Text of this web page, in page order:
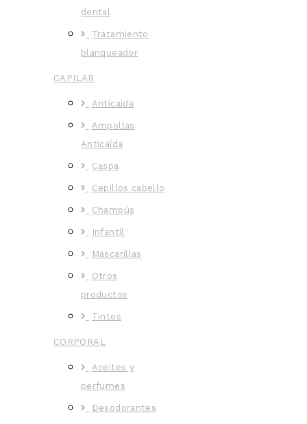
dental
Tratamiento
blanqueador
CAPILAR
Anticaída
Ampollas
Anticaída
Caspa
Cepillos cabello
Champús
Infantil
Mascarillas
Otros
productos
Tintes
CORPORAL
Aceites y
perfumes
Desodorantes